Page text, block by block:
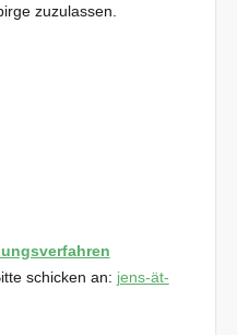
zuzulassen.
schicken an: jens-ät-